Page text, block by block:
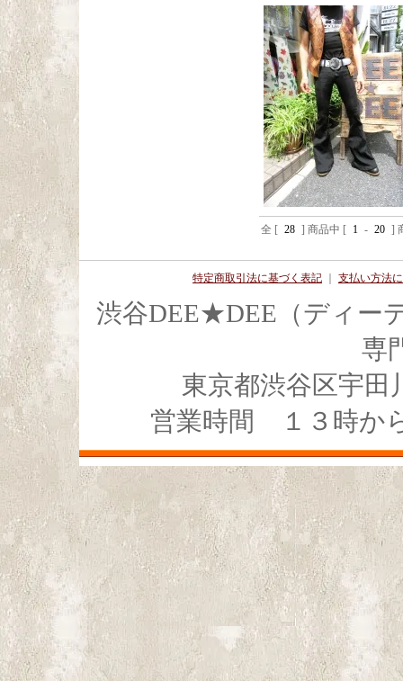
全 [ 28 ] 商品中 [ 1 - 20 ]
特定商取引法に基づく表記 支払い方法
渋谷DEE★DEE（ディー
専
東京都渋谷区宇
営業時間 １３時か